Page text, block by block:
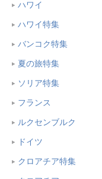
ハワイ
ハワイ特集
バンコク特集
夏の旅特集
ソリア特集
フランス
ルクセンブルク
ドイツ
クロアチア特集